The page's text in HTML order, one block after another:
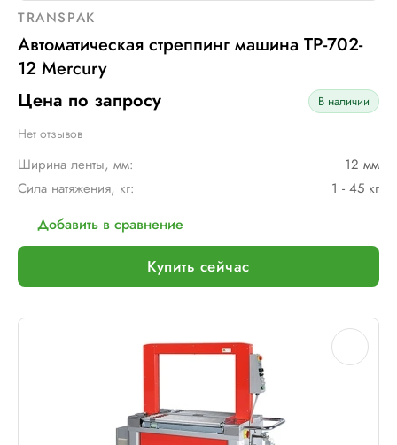
TRANSPAK
Автоматическая стреппинг машина ТР-702-
12 Mercury
Цена по запросу
В наличии
Нет отзывов
Ширина ленты, мм:
12 мм
Сила натяжения, кг:
1 - 45 кг
Добавить в сравнение
Купить сейчас